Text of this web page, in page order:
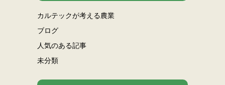
カルテックが考える農業
ブログ
人気のある記事
未分類